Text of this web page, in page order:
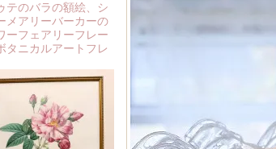
テのバラの額絵、シ
メアリーバーカーの
ーフェアリーフレー
タニカルアートフレ